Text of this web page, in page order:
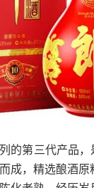
的第三代产品
成，精选酿酒原